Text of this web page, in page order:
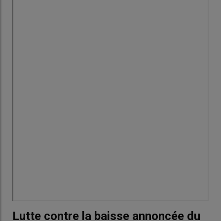
Lutte contre la baisse annoncée du